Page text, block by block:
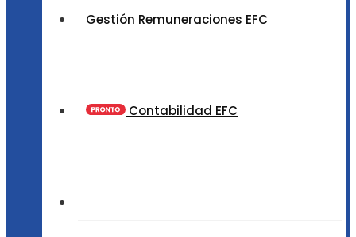
Gestión Remuneraciones EFC
Contabilidad EFC